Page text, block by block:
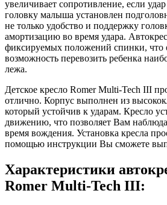
увеличивает сопротивление, если
головку малыша установлен
не только удобство и поддержку
амортизацию во время удара.
фиксируемых положений спинки, что
возможность перевозить ребенка
лежа.
Детское кресло Romer Multi-Tech III
отлично. Корпус выполнен из
который устойчив к ударам. Кресло
движению, что позволяет Вам
время вождения. Установка кресла
помощью инструкции Вы сможете
Характеристики
Romer Multi-Tech III: